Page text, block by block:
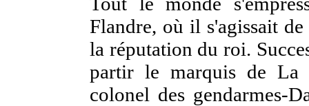
Flandre, où il s'agissait
la réputation du roi.
partir le marquis de La
colonel des gendarmes-